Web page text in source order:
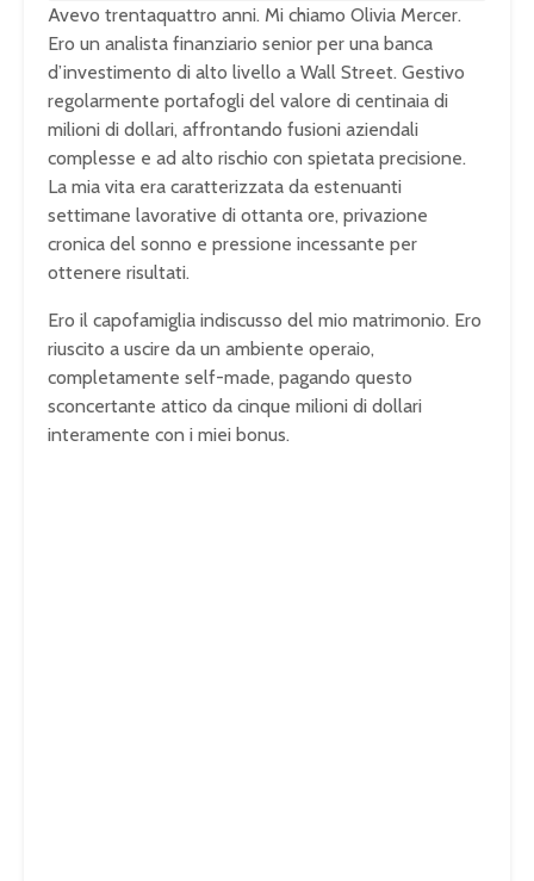
Avevo trentaquattro anni. Mi chiamo Olivia Mercer.
Ero un analista finanziario senior per una banca
d’investimento di alto livello a Wall Street. Gestivo
regolarmente portafogli del valore di centinaia di
milioni di dollari, affrontando fusioni aziendali
complesse e ad alto rischio con spietata precisione.
La mia vita era caratterizzata da estenuanti
settimane lavorative di ottanta ore, privazione
cronica del sonno e pressione incessante per
ottenere risultati.
Ero il capofamiglia indiscusso del mio matrimonio. Ero
riuscito a uscire da un ambiente operaio,
completamente self-made, pagando questo
sconcertante attico da cinque milioni di dollari
interamente con i miei bonus.